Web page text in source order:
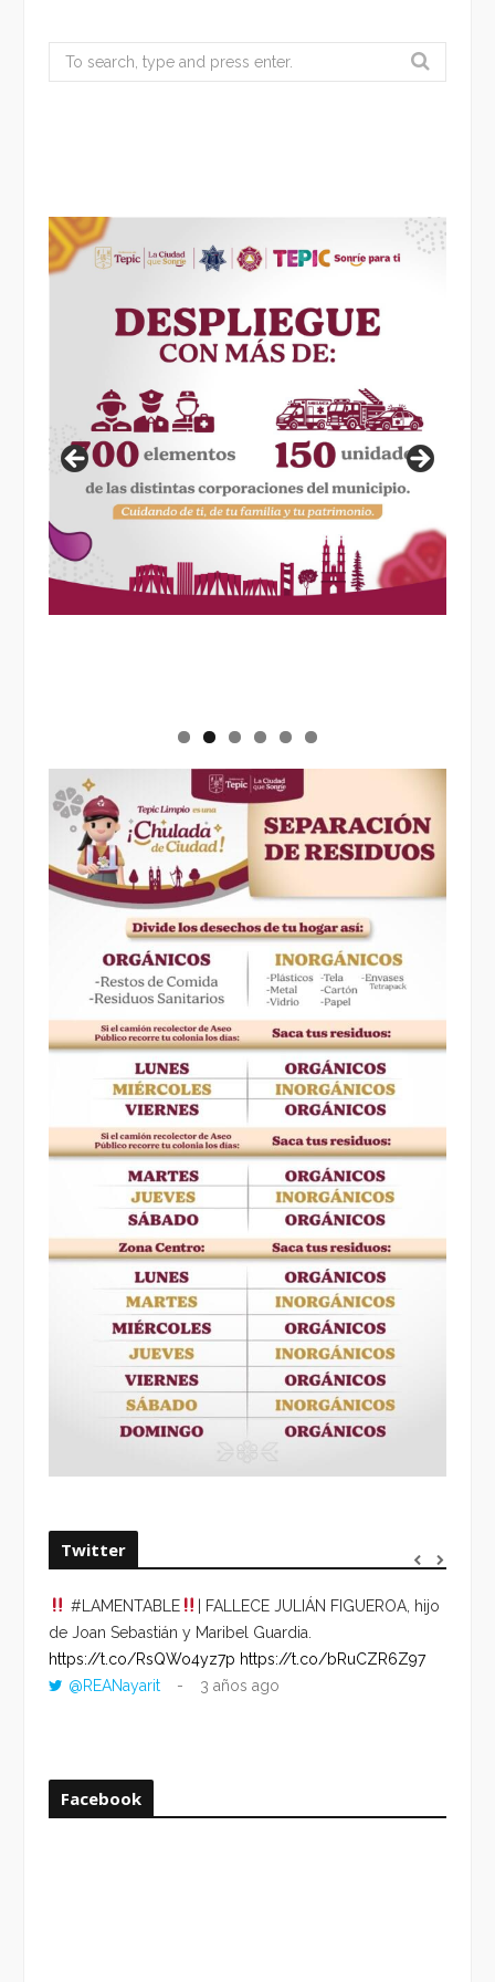
Search
for:
Twitter
#LAMENTABLE
| FALLECE JULIÁN FIGUEROA, hijo
de Joan Sebastián y Maribel Guardia.
https://t.co/RsQWo4yz7p https://t.co/bRuCZR6Z97
@REANayarit
3 años ago
Facebook